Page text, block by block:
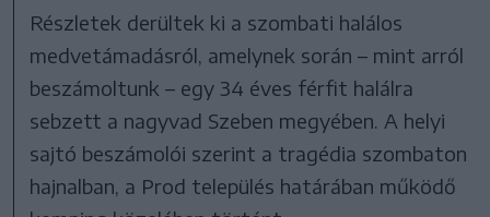
Részletek derültek ki a szombati halálos
medvetámadásról, amelynek során – mint arról
beszámoltunk – egy 34 éves férfit halálra
sebzett a nagyvad Szeben megyében. A helyi
sajtó beszámolói szerint a tragédia szombaton
hajnalban, a Prod település határában működő